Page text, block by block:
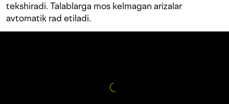
tekshiradi. Talablarga mos kelmagan arizalar
avtomatik rad etiladi.